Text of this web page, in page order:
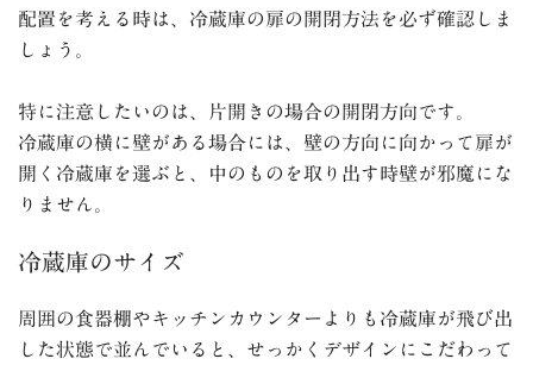
配置を考える時は、冷蔵庫の扉の開閉方法を必ず確認しま
しょう。
特に注意したいのは、片開きの場合の開閉方向です。
冷蔵庫の横に壁がある場合には、壁の方向に向かって扉が
開く冷蔵庫を選ぶと、中のものを取り出す時壁が邪魔にな
りません。
冷蔵庫のサイズ
周囲の食器棚やキッチンカウンターよりも冷蔵庫が飛び出
した状態で並んでいると、せっかくデザインにこだわって